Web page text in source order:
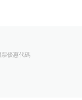
優惠代碼